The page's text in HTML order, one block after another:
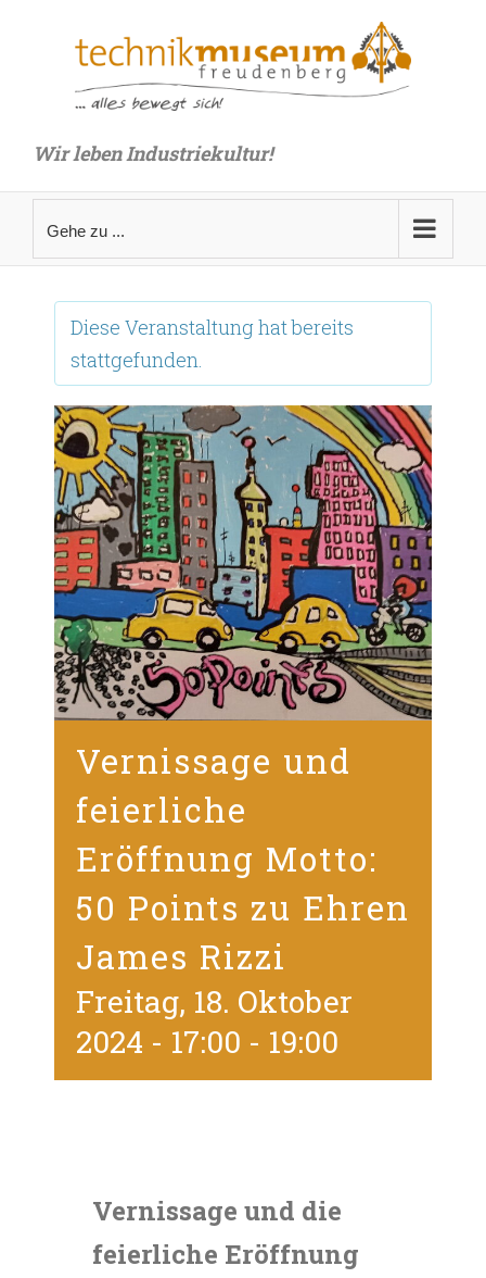
Wir leben Industriekultur!
Gehe zu ...
Diese Veranstaltung hat bereits
stattgefunden.
Vernissage und
feierliche
Eröffnung Motto:
50 Points zu Ehren
James Rizzi
Freitag, 18. Oktober
2024 - 17:00 - 19:00
Vernissage und die
feierliche Eröffnung